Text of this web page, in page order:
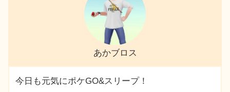
あかブロス
今日も元気にポケGO&スリープ！